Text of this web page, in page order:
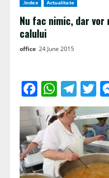
.Index Actualitate
Nu fac nimic, dar
calului
office 24 June 2015
Facebook